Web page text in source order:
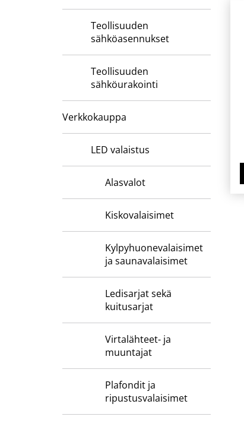
Teollisuuden
sähköasennukset
Teollisuuden
sähköurakointi
Verkkokauppa
LED valaistus
Alasvalot
Kiskovalaisimet
Kylpyhuone­valaisimet
ja saunavalaisimet
Ledisarjat sekä
kuitusarjat
Virtalähteet- ja
muuntajat
Plafondit ja
ripustusvalaisimet